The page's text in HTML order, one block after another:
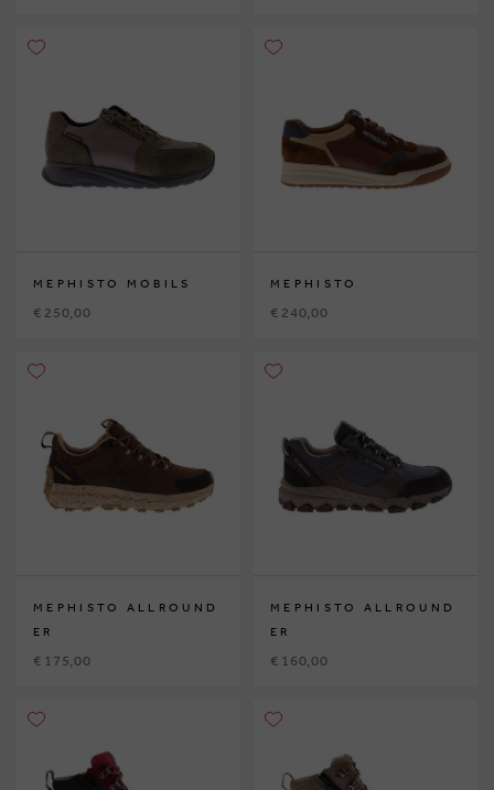
MEPHISTO MOBILS
€ 250,00
MEPHISTO
€ 240,00
MEPHISTO ALLROUND
ER
€ 175,00
MEPHISTO ALLROUND
ER
€ 160,00